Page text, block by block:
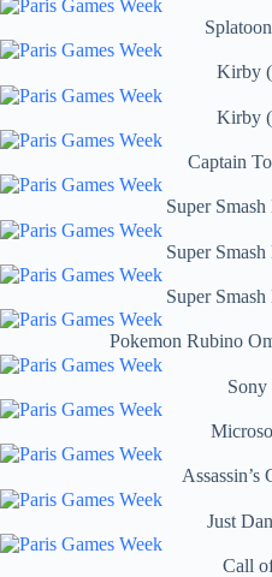
Kirby
Kirby
Captain
Super
Super
Super
Pokemon Rubino
Sony
Assassin’s
Just
Call